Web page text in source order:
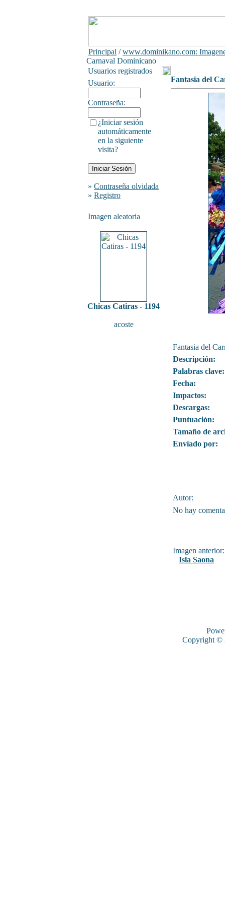
Principal /www.dominikano.com:
Carnaval Dominicano
Usuarios registrados
Usuario:
Contraseña:
¿Iniciar sesión
automáticamente
en la siguiente
visita?
» Contraseña olvidada
» Registro
Imagen aleatoria
Chicas Catiras - 1194
acoste
Fantasia del
Fantasia del
Descripción:
Palabras clave:
Fecha:
Impactos:
Descargas:
Puntuación:
Tamaño de
Envíado por:
Autor:
No hay
Imagen anterior:
Isla Saona
Copyright ©